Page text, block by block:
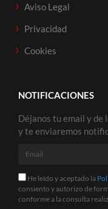
Aviso Legal
Privacidad
Cookies
NOTIFICACIONES
Déjanos tu email y de
y te enviaremos
Email
He
leído
He leído y aceptado la
consiento y autorizo de
conforme a la consulta